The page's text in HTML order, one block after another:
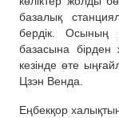
базалық
бердік. Осының
базасына бірден
кезінде өте
Цзэн Венда.
Еңбекқор